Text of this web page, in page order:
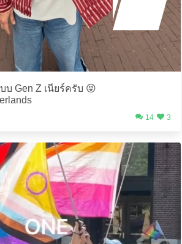
Gen Z เนียร์ครับ 😝
14 3